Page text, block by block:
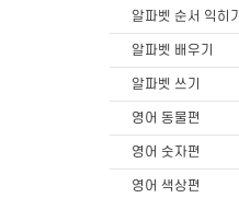
알파벳 순서 익히기
알파벳 배우기
알파벳 쓰기
영어 동물편
영어 숫자편
영어 색상편